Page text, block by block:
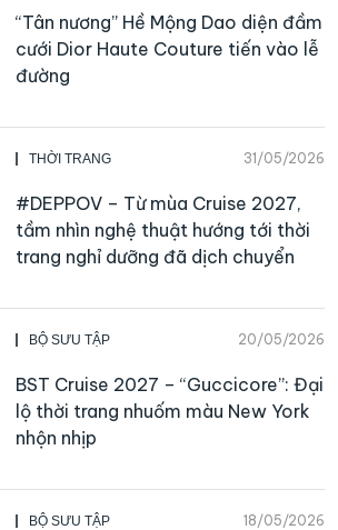
“Tân nương” Hề Mộng Dao diện đầm
cưới Dior Haute Couture tiến vào lễ
đường
THỜI TRANG 31/05/2026
#DEPPOV – Từ mùa Cruise 2027,
tầm nhìn nghệ thuật hướng tới thời
trang nghỉ dưỡng đã dịch chuyển
BỘ SƯU TẬP 20/05/2026
BST Cruise 2027 – “Guccicore”: Đại
lộ thời trang nhuốm màu New York
nhộn nhịp
BỘ SƯU TẬP 18/05/2026